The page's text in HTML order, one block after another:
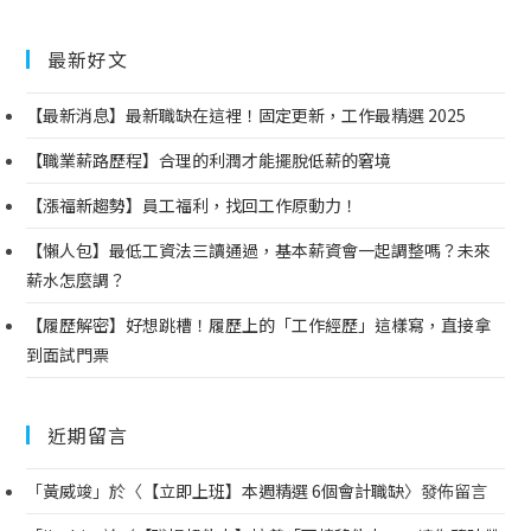
最新好文
【最新消息】最新職缺在這裡！固定更新，工作最精選 2025
【職業薪路歷程】合理的利潤才能擺脫低薪的窘境
【漲福新趨勢】員工福利，找回工作原動力！
【懶人包】最低工資法三讀通過，基本薪資會一起調整嗎？未來
薪水怎麼調？
【履歷解密】好想跳槽！履歷上的「工作經歷」這樣寫，直接拿
到面試門票
近期留言
「黃威竣 」於〈 【立即上班】本週精選 6個會計職缺〉發佈留言